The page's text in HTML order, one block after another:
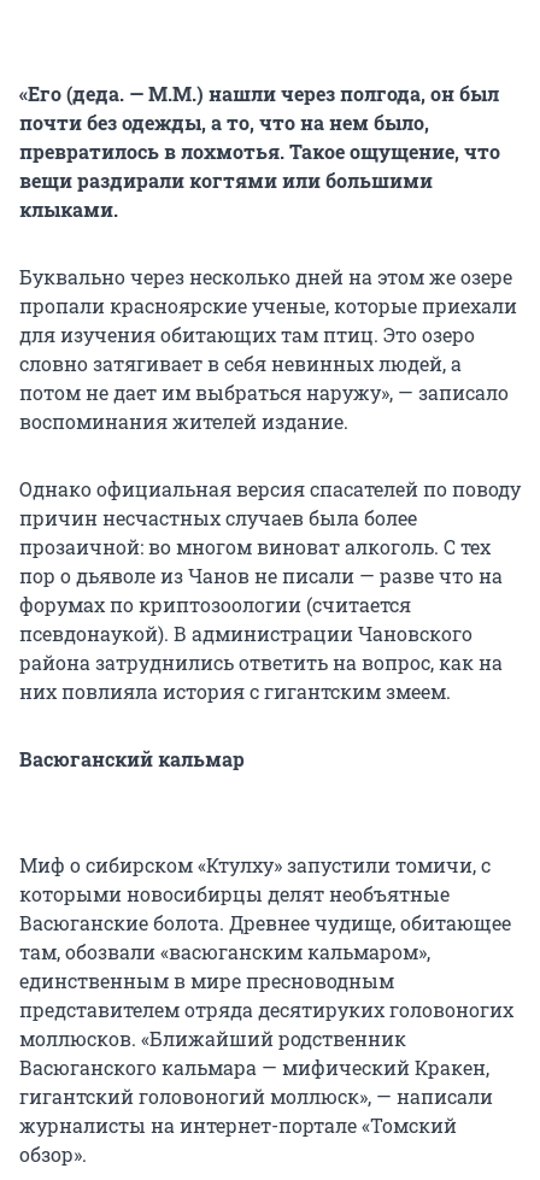
«Его (деда. — М.М.) нашли через полгода, он был
почти без одежды, а то, что на нем было,
превратилось в лохмотья. Такое ощущение, что
вещи раздирали когтями или большими
клыками.
Буквально через несколько дней на этом же озере
пропали красноярские ученые, которые приехали
для изучения обитающих там птиц. Это озеро
словно затягивает в себя невинных людей, а
потом не дает им выбраться наружу», — записало
воспоминания жителей издание.
Однако официальная версия спасателей по поводу
причин несчастных случаев была более
прозаичной: во многом виноват алкоголь. С тех
пор о дьяволе из Чанов не писали — разве что на
форумах по криптозоологии (считается
псевдонаукой). В администрации Чановского
района затруднились ответить на вопрос, как на
них повлияла история с гигантским змеем.
Васюганский кальмар
Миф о сибирском «Ктулху» запустили томичи, с
которыми новосибирцы делят необъятные
Васюганские болота. Древнее чудище, обитающее
там, обозвали «васюганским кальмаром»,
единственным в мире пресноводным
представителем отряда десятируких головоногих
моллюсков. «Ближайший родственник
Васюганского кальмара — мифический Кракен,
гигантский головоногий моллюск», — написали
журналисты на интернет-портале «Томский
обзор».